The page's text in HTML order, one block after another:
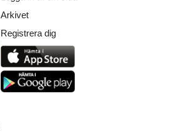
Arkivet
Registrera dig